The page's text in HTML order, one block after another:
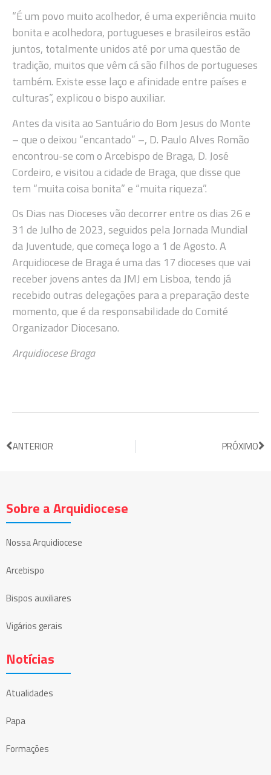
“É um povo muito acolhedor, é uma experiência muito
bonita e acolhedora, portugueses e brasileiros estão
juntos, totalmente unidos até por uma questão de
tradição, muitos que vêm cá são filhos de portugueses
também. Existe esse laço e afinidade entre países e
culturas”, explicou o bispo auxiliar.
Antes da visita ao Santuário do Bom Jesus do Monte
– que o deixou “encantado” –, D. Paulo Alves Romão
encontrou-se com o Arcebispo de Braga, D. José
Cordeiro, e visitou a cidade de Braga, que disse que
tem “muita coisa bonita” e “muita riqueza”.
Os Dias nas Dioceses vão decorrer entre os dias 26 e
31 de Julho de 2023, seguidos pela Jornada Mundial
da Juventude, que começa logo a 1 de Agosto. A
Arquidiocese de Braga é uma das 17 dioceses que vai
receber jovens antes da JMJ em Lisboa, tendo já
recebido outras delegações para a preparação deste
momento, que é da responsabilidade do Comité
Organizador Diocesano.
Arquidiocese Braga
ANTERIOR PRÓXIMO
Sobre a Arquidiocese
Nossa Arquidiocese
Arcebispo
Bispos auxiliares
Vigários gerais
Notícias
Atualidades
Papa
Formações